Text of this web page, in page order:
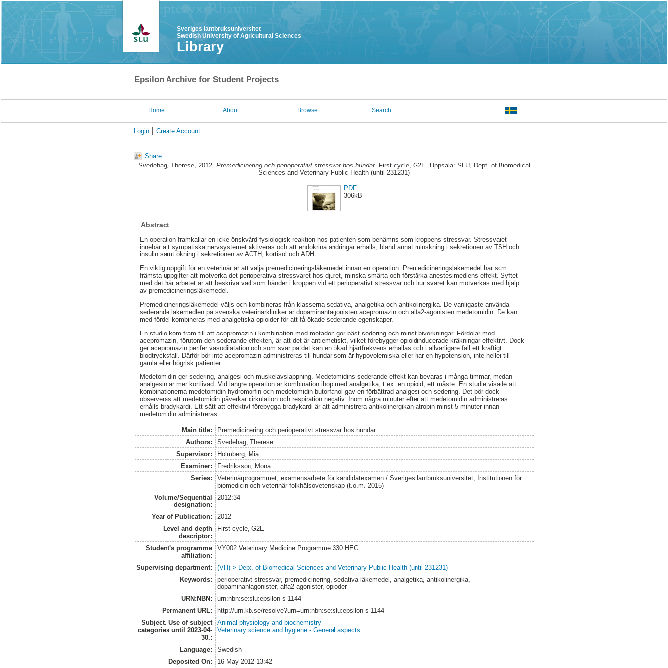
Sveriges lantbruksuniversitet
Swedish University of Agricultural Sciences
Library
Epsilon Archive for Student Projects
Home About Browse Search
Login Create Account
Share
Svedehag, Therese, 2012. Premedicinering och perioperativt stressvar hos hundar. First cycle, G2E. Uppsala: SLU, Dept. of Biomedical
Sciences and Veterinary Public Health (until 231231)
PDF
306kB
Abstract
En operation framkallar en icke önskvärd fysiologisk reaktion hos patienten som benämns som kroppens stressvar. Stressvaret
innebär att sympatiska nervsystemet aktiveras och att endokrina ändringar erhålls, bland annat minskning i sekretionen av TSH och
insulin samt ökning i sekretionen av ACTH, kortisol och ADH.
En viktig uppgift för en veterinär är att välja premedicineringsläkemedel innan en operation. Premedicineringsläkemedel har som
främsta uppgifter att motverka det perioperativa stressvaret hos djuret, minska smärta och förstärka anestesimedlens effekt. Syftet
med det här arbetet är att beskriva vad som händer i kroppen vid ett perioperativt stressvar och hur svaret kan motverkas med hjälp
av premedicineringsläkemedel.
Premedicineringsläkemedel väljs och kombineras från klasserna sedativa, analgetika och antikolinergika. De vanligaste använda
sederande läkemedlen på svenska veterinärkliniker är dopaminantagonisten acepromazin och alfa2-agonisten medetomidin. De kan
med fördel kombineras med analgetiska opioider för att få ökade sederande egenskaper.
En studie kom fram till att acepromazin i kombination med metadon ger bäst sedering och minst biverkningar. Fördelar med
acepromazin, förutom den sederande effekten, är att det är antiemetiskt, vilket förebygger opioidinducerade kräkningar effektivt. Dock
ger acepromazin perifer vasodilatation och som svar på det kan en ökad hjärtfrekvens erhållas och i allvarligare fall ett kraftigt
blodtrycksfall. Därför bör inte acepromazin administreras till hundar som är hypovolemiska eller har en hypotension, inte heller till
gamla eller högrisk patienter.
Medetomidin ger sedering, analgesi och muskelavslappning. Medetomidins sederande effekt kan bevaras i många timmar, medan
analgesin är mer kortlivad. Vid längre operation är kombination ihop med analgetika, t.ex. en opioid, ett måste. En studie visade att
kombinationerna medetomidin-hydromorfin och medetomidin-butorfanol gav en förbättrad analgesi och sedering. Det bör dock
observeras att medetomidin påverkar cirkulation och respiration negativ. Inom några minuter efter att medetomidin administreras
erhålls bradykardi. Ett sätt att effektivt förebygga bradykardi är att administrera antikolinergikan atropin minst 5 minuter innan
medetomidin administreras.
Main title:
Premedicinering och perioperativt stressvar hos hundar
Authors:
Svedehag, Therese
Supervisor:
Holmberg, Mia
Examiner:
Fredriksson, Mona
Series:
Veterinärprogrammet, examensarbete för kandidatexamen / Sveriges lantbruksuniversitet, Institutionen för
biomedicin och veterinär folkhälsovetenskap (t.o.m. 2015)
Volume/Sequential
designation:
2012:34
Year of Publication:
2012
Level and depth
descriptor:
First cycle, G2E
Student's programme
affiliation:
VY002 Veterinary Medicine Programme 330 HEC
Supervising department:
(VH) > Dept. of Biomedical Sciences and Veterinary Public Health (until 231231)
Keywords:
perioperativt stressvar, premedicinering, sedativa läkemedel, analgetika, antikolinergika,
dopaminantagonister, alfa2-agonister, opioder
URN:NBN:
urn:nbn:se:slu:epsilon-s-1144
Permanent URL:
http://urn.kb.se/resolve?urn=urn:nbn:se:slu:epsilon-s-1144
Subject. Use of subject
categories until 2023-04-
30.:
Animal physiology and biochemistry
Veterinary science and hygiene - General aspects
Language:
Swedish
Deposited On:
16 May 2012 13:42